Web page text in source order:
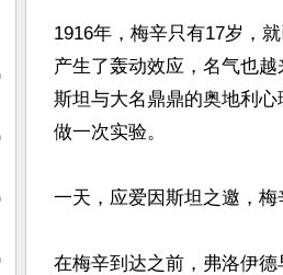
1916年，梅辛只有17岁，
产生了轰动效应，名气也
斯坦与大名鼎鼎的奥地利
做一次实验。
一天，应爱因斯坦之邀，梅
在梅辛到达之前，弗洛伊